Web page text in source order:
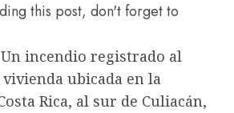
this post, don't forget to
Un incendio registrado al
ubicada en la
Rica, al sur de Culiacán,